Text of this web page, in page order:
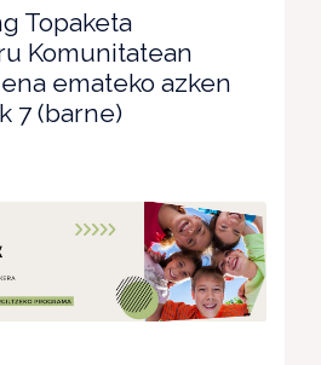
Topaketa
Komunitatean
emateko azken
7 (barne)